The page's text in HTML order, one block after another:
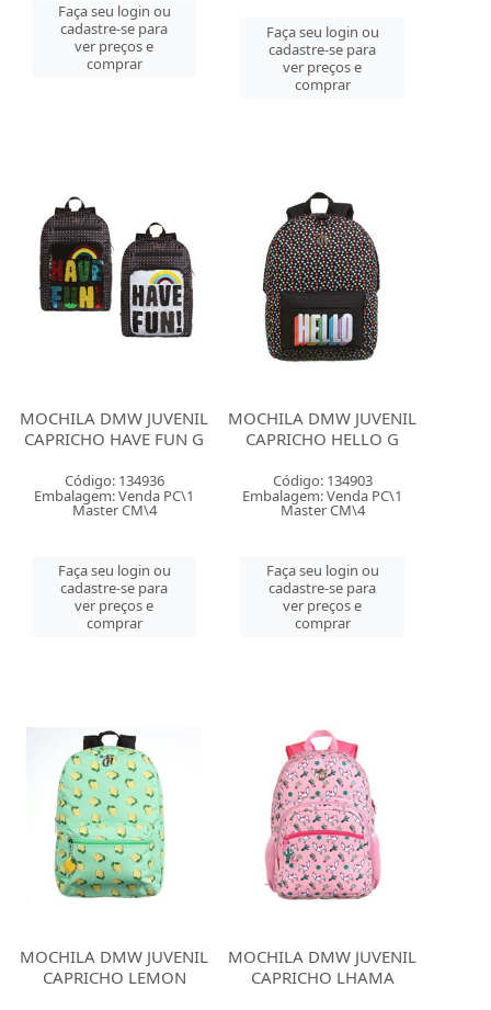
Faça seu login ou
cadastre-se para
ver preços e
comprar
Faça seu login ou
cadastre-se para
ver preços e
comprar
MOCHILA DMW JUVENIL
CAPRICHO HAVE FUN G
Código: 134936
Embalagem: Venda PC\1
Master CM\4
Faça seu login ou
cadastre-se para
ver preços e
comprar
MOCHILA DMW JUVENIL
CAPRICHO HELLO G
Código: 134903
Embalagem: Venda PC\1
Master CM\4
Faça seu login ou
cadastre-se para
ver preços e
comprar
MOCHILA DMW JUVENIL
CAPRICHO LEMON
MOCHILA DMW JUVENIL
CAPRICHO LHAMA